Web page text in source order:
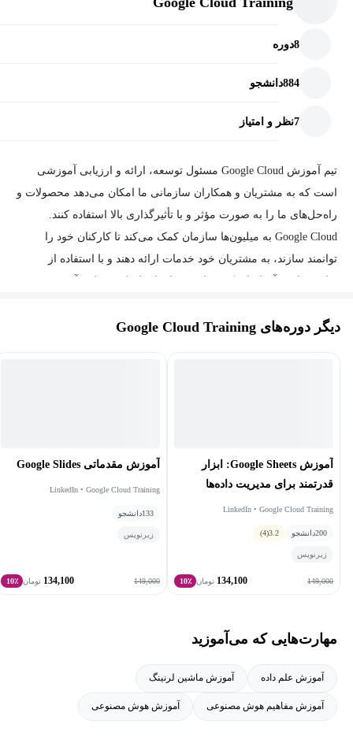
8دوره
884دانشجو
7نظر و امتیاز
تیم آموزش Google Cloud مسئول توسعه، ارائه و ارزیابی آموزشی
است که به مشتریان و همکاران سازمانی ما امکان می‌دهد محصولات و
راه‌حل‌های ما را به صورت مؤثر و با تأثیرگذاری بالا استفاده کنند.
Google Cloud به میلیون‌ها سازمان کمک می‌کند تا کارکنان خود را
توانمند سازند، به مشتریان خود خدمات ارائه دهند و با استفاده از
مقیاس‌پذیری مهندسی شده‌اند و تمام لایه‌ها از زیرساخت تا برنامه‌ها و
دیگر دوره‌های Google Cloud Training
آموزش Google Sheets: ابزار
قدرتمند برای مدیریت داده‌ها
LinkedIn • Google Cloud Training
200دانشجو 3.2
(4)
زیرنویس
149,000
134,100 تومان 10٪
آموزش مقدماتی Google Slides
LinkedIn • Google Cloud Training
133دانشجو
زیرنویس
149,000
134,100 تومان 10٪
مهارت‌هایی که می‌آموزید
آموزش علم داده آموزش ماشین لرنینگ
آموزش مفاهیم هوش مصنوعی آموزش هوش مصنوعی